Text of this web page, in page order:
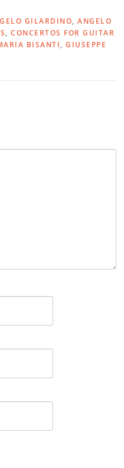
GILARDINO,ANGELO
,CONCERTOS FOR GUITAR
BISANTI,GIUSEPPE